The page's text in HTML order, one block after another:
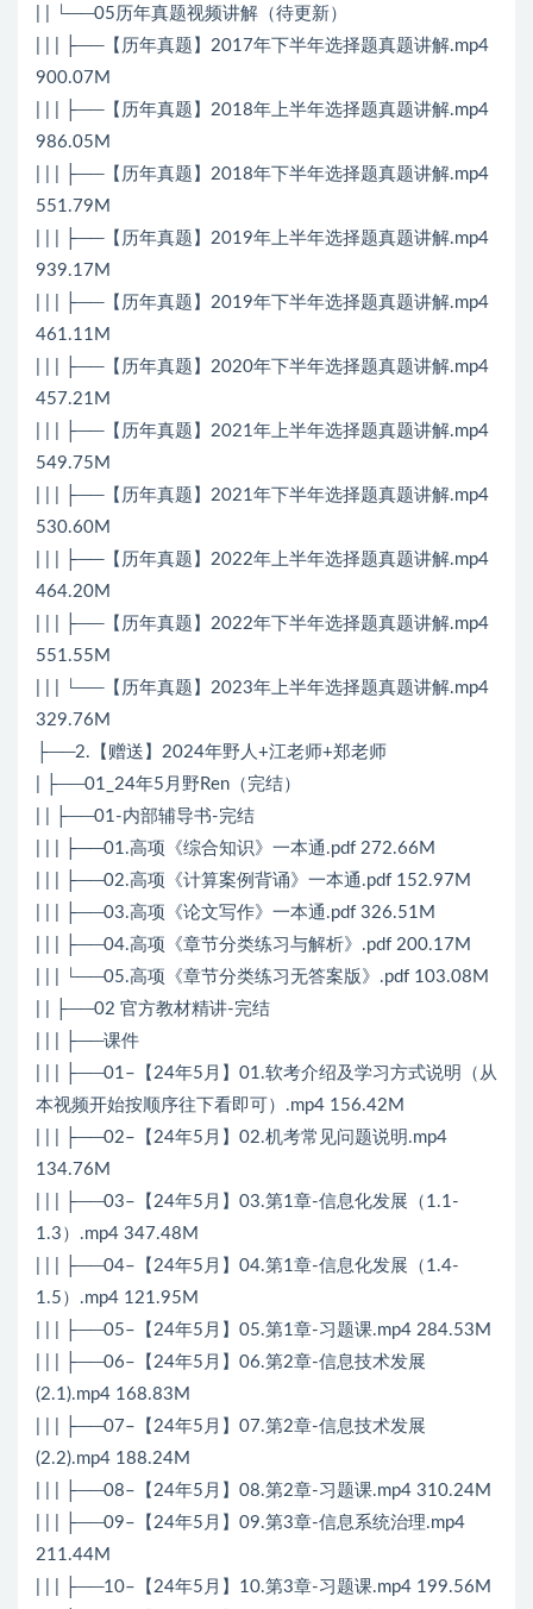
| | └──05历年真题视频讲解（待更新）
| | | ├──【历年真题】2017年下半年选择题真题讲解.mp4
900.07M
| | | ├──【历年真题】2018年上半年选择题真题讲解.mp4
986.05M
| | | ├──【历年真题】2018年下半年选择题真题讲解.mp4
551.79M
| | | ├──【历年真题】2019年上半年选择题真题讲解.mp4
939.17M
| | | ├──【历年真题】2019年下半年选择题真题讲解.mp4
461.11M
| | | ├──【历年真题】2020年下半年选择题真题讲解.mp4
457.21M
| | | ├──【历年真题】2021年上半年选择题真题讲解.mp4
549.75M
| | | ├──【历年真题】2021年下半年选择题真题讲解.mp4
530.60M
| | | ├──【历年真题】2022年上半年选择题真题讲解.mp4
464.20M
| | | ├──【历年真题】2022年下半年选择题真题讲解.mp4
551.55M
| | | └──【历年真题】2023年上半年选择题真题讲解.mp4
329.76M
├──2.【赠送】2024年野人+江老师+郑老师
| ├──01_24年5月野Ren（完结）
| | ├──01-内部辅导书-完结
| | | ├──01.高项《综合知识》一本通.pdf 272.66M
| | | ├──02.高项《计算案例背诵》一本通.pdf 152.97M
| | | ├──03.高项《论文写作》一本通.pdf 326.51M
| | | ├──04.高项《章节分类练习与解析》.pdf 200.17M
| | | └──05.高项《章节分类练习无答案版》.pdf 103.08M
| | ├──02 官方教材精讲-完结
| | | ├──课件
| | | ├──01–【24年5月】01.软考介绍及学习方式说明（从
本视频开始按顺序往下看即可）.mp4 156.42M
| | | ├──02–【24年5月】02.机考常见问题说明.mp4
134.76M
| | | ├──03–【24年5月】03.第1章-信息化发展（1.1-
1.3）.mp4 347.48M
| | | ├──04–【24年5月】04.第1章-信息化发展（1.4-
1.5）.mp4 121.95M
| | | ├──05–【24年5月】05.第1章-习题课.mp4 284.53M
| | | ├──06–【24年5月】06.第2章-信息技术发展
(2.1).mp4 168.83M
| | | ├──07–【24年5月】07.第2章-信息技术发展
(2.2).mp4 188.24M
| | | ├──08–【24年5月】08.第2章-习题课.mp4 310.24M
| | | ├──09–【24年5月】09.第3章-信息系统治理.mp4
211.44M
| | | ├──10–【24年5月】10.第3章-习题课.mp4 199.56M